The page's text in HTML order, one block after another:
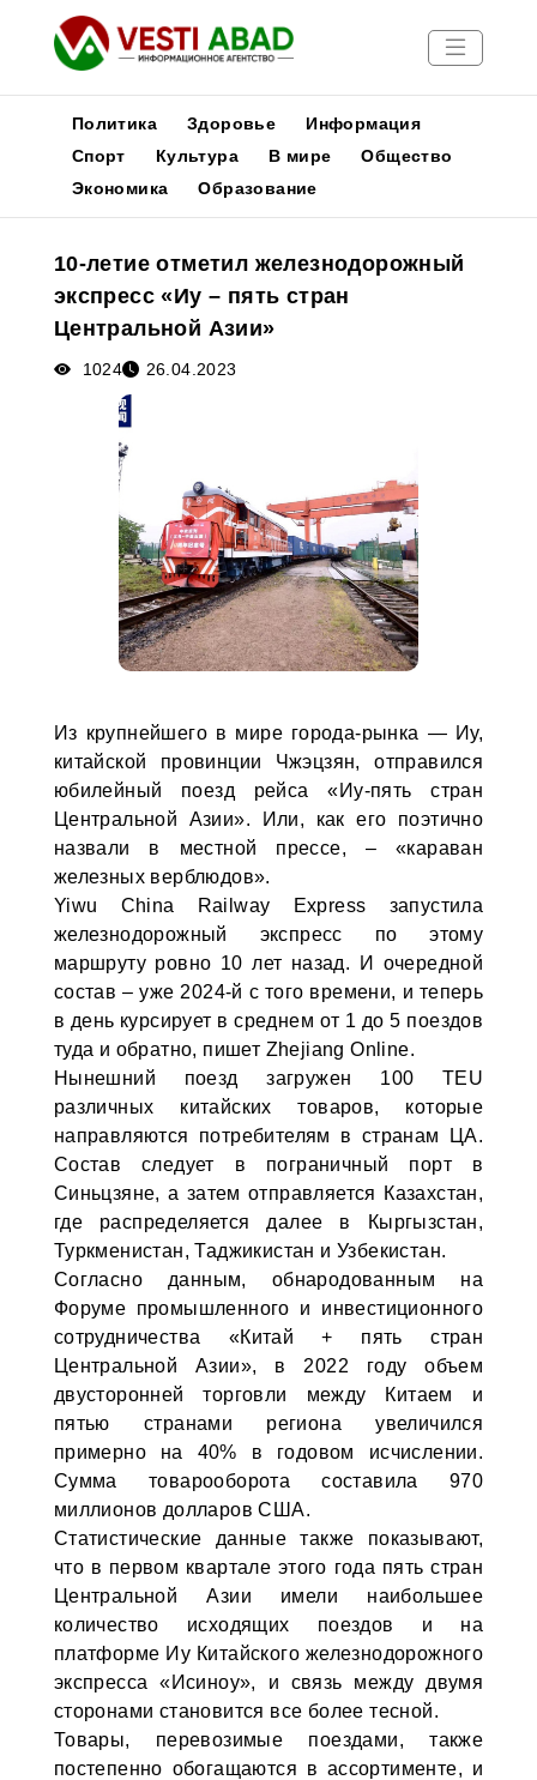
Новости
Медиа
Афиша
Политика Здоровье
Информация
Спорт
Культура В мире
Общество
Экономика
Образование
10-летие отметил железнодорожный
экспресс «Иу – пять стран
Центральной Азии»
1024 26.04.2023
Из крупнейшего в мире города-рынка — Иу,
китайской провинции Чжэцзян, отправился
юбилейный поезд рейса «Иу-пять стран
Центральной Азии». Или, как его поэтично
назвали в местной прессе, – «караван
железных верблюдов».
Yiwu China Railway Express запустила
железнодорожный экспресс по этому
маршруту ровно 10 лет назад. И очередной
состав – уже 2024-й с того времени, и теперь
в день курсирует в среднем от 1 до 5 поездов
туда и обратно, пишет Zhejiang Online.
Нынешний поезд загружен 100 TEU
различных китайских товаров, которые
направляются потребителям в странам ЦА.
Состав следует в пограничный порт в
Синьцзяне, а затем отправляется Казахстан,
где распределяется далее в Кыргызстан,
Туркменистан, Таджикистан и Узбекистан.
Согласно данным, обнародованным на
Форуме промышленного и инвестиционного
сотрудничества «Китай + пять стран
Центральной Азии», в 2022 году объем
двусторонней торговли между Китаем и
пятью странами региона увеличился
примерно на 40% в годовом исчислении.
Сумма товарооборота составила 970
миллионов долларов США.
Статистические данные также показывают,
что в первом квартале этого года пять стран
Центральной Азии имели наибольшее
количество исходящих поездов и на
платформе Иу Китайского железнодорожного
экспресса «Исиноу», и связь между двумя
сторонами становится все более тесной.
Товары, перевозимые поездами, также
постепенно обогащаются в ассортименте, и